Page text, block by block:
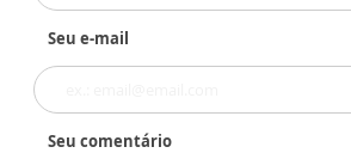
Seu e-mail
Seu comentário